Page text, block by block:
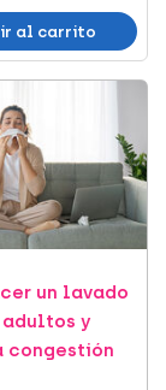
al carrito
un lavado
y
congestión